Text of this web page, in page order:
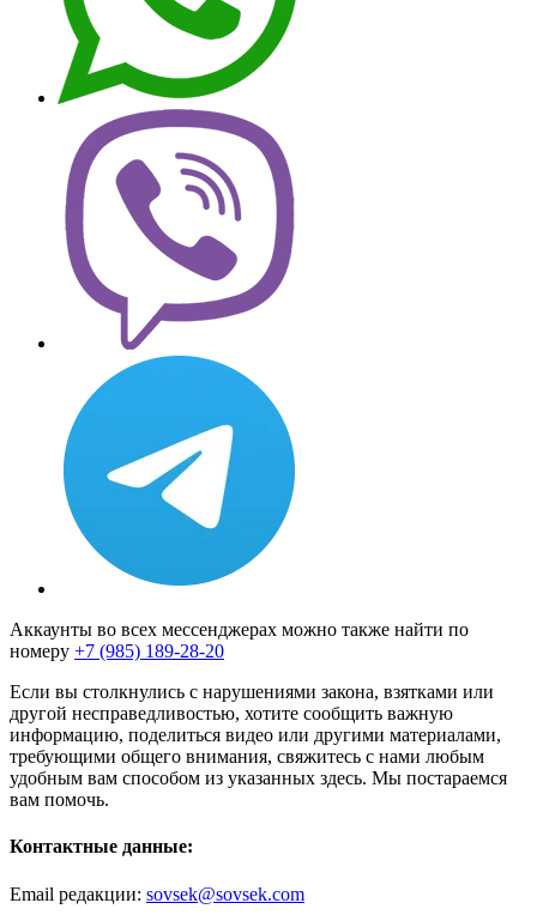
Аккаунты во всех мессенджерах можно также найти по
номеру +7 (985) 189-28-20
Если вы столкнулись с нарушениями закона, взятками или
другой несправедливостью, хотите сообщить важную
информацию, поделиться видео или другими материалами,
требующими общего внимания, свяжитесь с нами любым
удобным вам способом из указанных здесь. Мы постараемся
вам помочь.
Контактные данные:
Email редакции: sovsek@sovsek.com